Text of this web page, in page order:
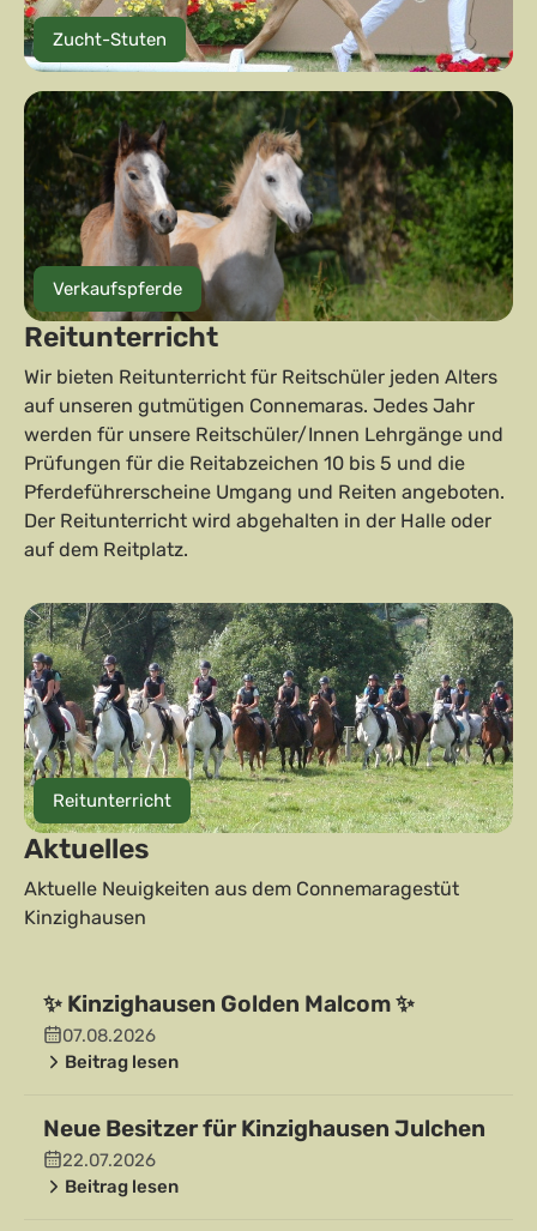
Zucht-Stuten
Verkaufspferde
Reitunterricht
Wir bieten Reitunterricht für Reitschüler jeden Alters
auf unseren gutmütigen Connemaras. Jedes Jahr
werden für unsere Reitschüler/Innen Lehrgänge und
Prüfungen für die Reitabzeichen 10 bis 5 und die
Pferdeführerscheine Umgang und Reiten angeboten.
Der Reitunterricht wird abgehalten in der Halle oder
auf dem Reitplatz.
Reitunterricht
Aktuelles
Aktuelle Neuigkeiten aus dem Connemara­gestüt
Kinzighausen
✨ Kinzighausen Golden Malcom ✨
07.08.2026
Beitrag lesen
Neue Besitzer für Kinzighausen Julchen
22.07.2026
Beitrag lesen